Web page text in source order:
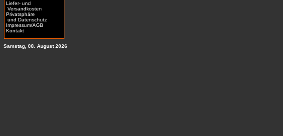
Liefer- und
Versandkosten
Privatsphäre
und Datenschutz
Impressum/AGB
Kontakt
Samstag, 08. August 2026